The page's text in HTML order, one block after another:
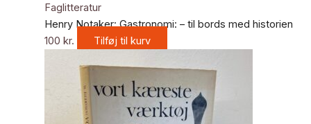
Faglitteratur
Henry Notaker: Gastronomi: – til bords med historien
100 kr. Tilføj til kurv